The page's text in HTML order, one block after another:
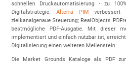
schnellen Druckautomatisierung - zu
Digitalstrategie.Alterra PIM
verbessert
zielkanalgenaue Steuerung; RealObjects
bestmögliche PDF-Ausgabe. Mit dieser
implementiert und einfach nutzbar ist,
Digitalisierung einen weiteren Meilenstein.
Die Market Grounds Kataloge als PDF